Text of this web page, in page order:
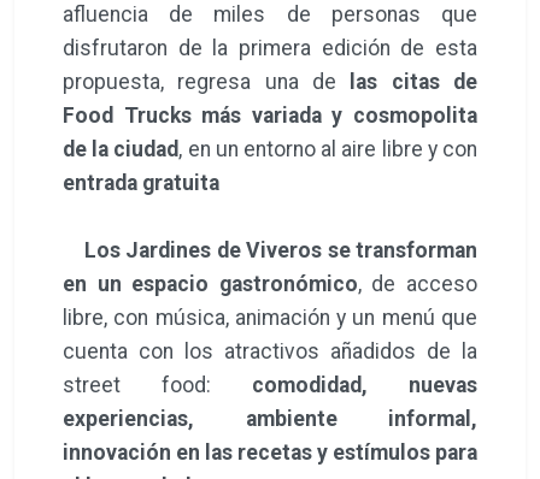
afluencia de miles de personas que
disfrutaron de la primera edición de esta
propuesta, regresa una de las citas de
Food Trucks más variada y cosmopolita
de la ciudad , en un entorno al aire libre y con
entrada gratuita
Los Jardines de Viveros se transforman
en un espacio gastronómico, de acceso
libre, con música, animación y un menú que
cuenta con los atractivos añadidos de la
street food: comodidad, nuevas
experiencias, ambiente informal,
innovación en las recetas y estímulos para